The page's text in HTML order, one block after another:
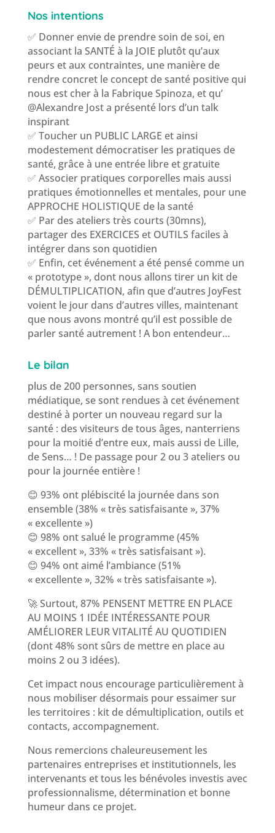
Nos intentions
✅ Donner envie de prendre soin de soi, en
associant la SANTÉ à la JOIE plutôt qu’aux
peurs et aux contraintes, une manière de
rendre concret le concept de santé positive qui
nous est cher à la Fabrique Spinoza, et qu’
@Alexandre Jost a présenté lors d’un talk
inspirant
✅ Toucher un PUBLIC LARGE et ainsi
modestement démocratiser les pratiques de
santé, grâce à une entrée libre et gratuite
✅ Associer pratiques corporelles mais aussi
pratiques émotionnelles et mentales, pour une
APPROCHE HOLISTIQUE de la santé
✅ Par des ateliers très courts (30mns),
partager des EXERCICES et OUTILS faciles à
intégrer dans son quotidien
✅ Enfin, cet événement a été pensé comme un
« prototype », dont nous allons tirer un kit de
DÉMULTIPLICATION, afin que d’autres JoyFest
voient le jour dans d’autres villes, maintenant
que nous avons montré qu’il est possible de
parler santé autrement ! A bon entendeur…
Le bilan
plus de 200 personnes, sans soutien
médiatique, se sont rendues à cet événement
destiné à porter un nouveau regard sur la
santé : des visiteurs de tous âges, nanterriens
pour la moitié d’entre eux, mais aussi de Lille,
de Sens… ! De passage pour 2 ou 3 ateliers ou
pour la journée entière !
😊 93% ont plébiscité la journée dans son
ensemble (38% « très satisfaisante », 37%
« excellente »)
😊 98% ont salué le programme (45%
« excellent », 33% « très satisfaisant »).
😊 94% ont aimé l’ambiance (51%
« excellente », 32% « très satisfaisante »).
🚀 Surtout, 87% PENSENT METTRE EN PLACE
AU MOINS 1 IDÉE INTÉRESSANTE POUR
AMÉLIORER LEUR VITALITÉ AU QUOTIDIEN
(dont 48% sont sûrs de mettre en place au
moins 2 ou 3 idées).
Cet impact nous encourage particulièrement à
nous mobiliser désormais pour essaimer sur
les territoires : kit de démultiplication, outils et
contacts, accompagnement.
Nous remercions chaleureusement les
partenaires entreprises et institutionnels, les
intervenants et tous les bénévoles investis avec
professionnalisme, détermination et bonne
humeur dans ce projet.